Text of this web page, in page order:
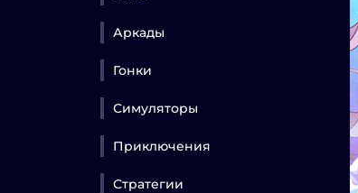
Аркады
Гонки
Симуляторы
Приключения
Стратегии